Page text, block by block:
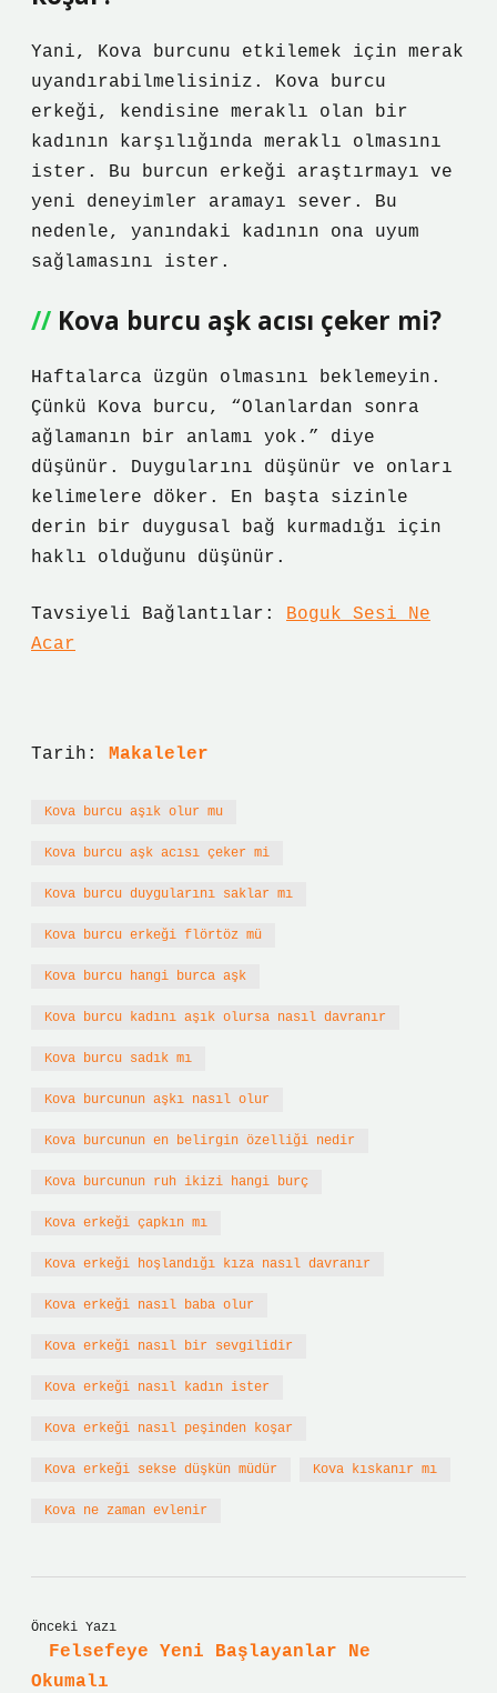
Yani, Kova burcunu etkilemek için merak
uyandırabilmelisiniz. Kova burcu
erkeği, kendisine meraklı olan bir
kadının karşılığında meraklı olmasını
ister. Bu burcun erkeği araştırmayı ve
yeni deneyimler aramayı sever. Bu
nedenle, yanındaki kadının ona uyum
sağlamasını ister.
Kova burcu aşk acısı çeker mi?
Haftalarca üzgün olmasını beklemeyin.
Çünkü Kova burcu, “Olanlardan sonra
ağlamanın bir anlamı yok.” diye
düşünür. Duygularını düşünür ve onları
kelimelere döker. En başta sizinle
derin bir duygusal bağ kurmadığı için
haklı olduğunu düşünür.
Tavsiyeli Bağlantılar: Boguk Sesi Ne
Acar
Tarih: Makaleler
Kova burcu aşık olur mu
Kova burcu aşk acısı çeker mi
Kova burcu duygularını saklar mı
Kova burcu erkeği flörtöz mü
Kova burcu hangi burca aşk
Kova burcu kadını aşık olursa nasıl davranır
Kova burcu sadık mı
Kova burcunun aşkı nasıl olur
Kova burcunun en belirgin özelliği nedir
Kova burcunun ruh ikizi hangi burç
Kova erkeği çapkın mı
Kova erkeği hoşlandığı kıza nasıl davranır
Kova erkeği nasıl baba olur
Kova erkeği nasıl bir sevgilidir
Kova erkeği nasıl kadın ister
Kova erkeği nasıl peşinden koşar
Kova erkeği sekse düşkün müdür Kova kıskanır mı
Kova ne zaman evlenir
Önceki Yazı
Felsefeye Yeni Başlayanlar Ne
Okumalı